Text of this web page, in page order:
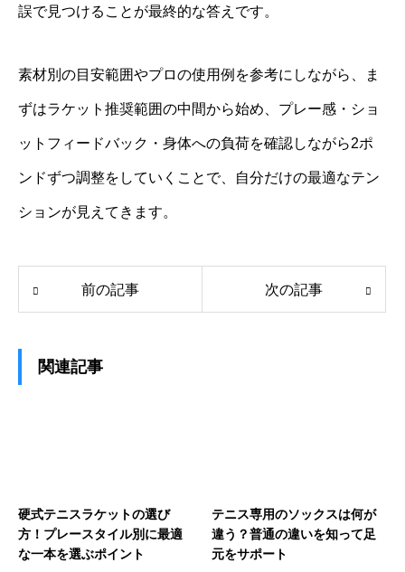
誤で見つけることが最終的な答えです。
素材別の目安範囲やプロの使用例を参考にしながら、ま
ずはラケット推奨範囲の中間から始め、プレー感・ショ
ットフィードバック・身体への負荷を確認しながら2ポ
ンドずつ調整をしていくことで、自分だけの最適なテン
ションが見えてきます。
前の記事 次の記事
関連記事
硬式テニスラケットの選び
方！プレースタイル別に最適
な一本を選ぶポイント
テニス専用のソックスは何が
違う？普通の違いを知って足
元をサポート